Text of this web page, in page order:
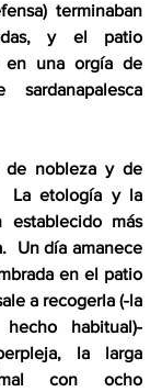
terminaban
y el patio
en una orgía de
de nobleza y de
La etología y la
establecido más
Un día amanece
en el patio
a recogerla (-la
habitual)-
la larga
con ocho